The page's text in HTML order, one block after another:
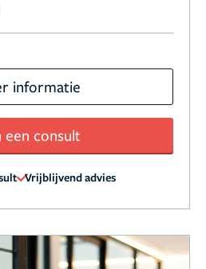
informatie
een consult
Vrijblijvend advies